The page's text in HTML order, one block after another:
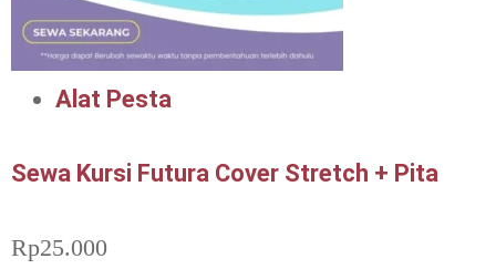
Alat Pesta
Sewa Kursi Futura Cover Stretch + Pita
Rp25.000